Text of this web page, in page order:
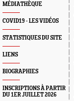
MÉDIATHÈQUE
COVID19 - LES VIDÉOS
STATISTIQUES DU SITE
LIENS
BIOGRAPHIES
INSCRIPTIONS À PARTIR
DU 1ER JUILLET 2026